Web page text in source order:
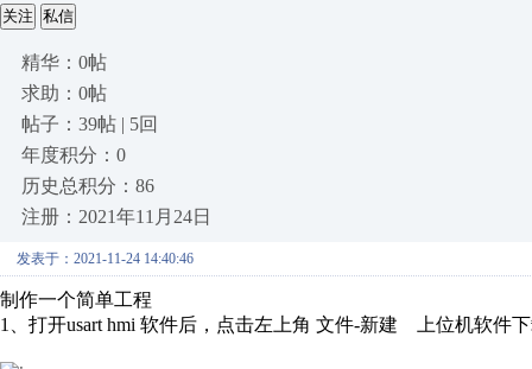
关注 私信
精华：0帖
求助：0帖
帖子：39帖 | 5回
年度积分：0
历史总积分：86
注册：2021年11月24日
发表于：2021-11-24 14:40:46
制作一个简单工程
1、打开usart hmi 软件后，点击左上角 文件-新建 上位机软件